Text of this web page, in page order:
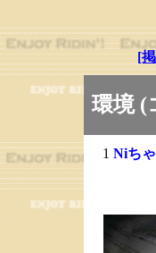
[
環境 (
1 Niち